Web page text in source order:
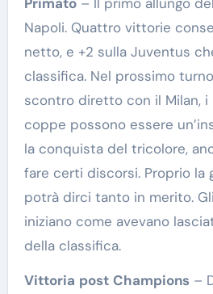
Napoli. Quattro vittorie
netto, e +2 sulla Juventus
classifica. Nel prossimo
scontro diretto con il Milan, i
coppe possono essere
la conquista del tricolore,
fare certi discorsi. Proprio la
potrà dirci tanto in merito.
iniziano come avevano
della classifica.
Vittoria post Champions–